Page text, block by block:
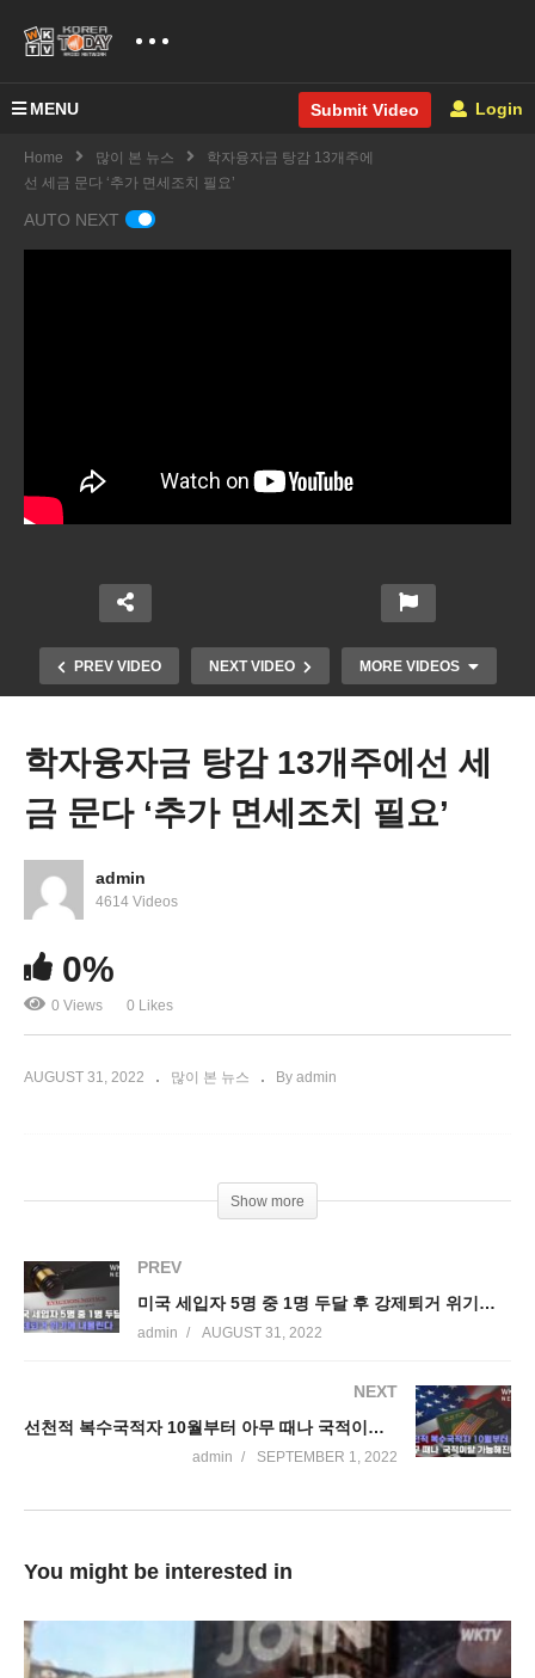
MENU Submit Video Login
Home 많이 본 뉴스
학자융자금 탕감 13개주에
선 세금 문다 ‘추가 면세조치 필요’
AUTO NEXT
PREV VIDEO NEXT VIDEO MORE VIDEOS
미국 휘발유값, 국제 유가 급락, 물가급등도 잡히나
학자융자금 탕감 13개주에선 세
금 문다 ‘추가 면세조치 필요’
admin
4614 Videos
0%
0 Views 0 Likes
AUGUST 31, 2022 많이 본 뉴스 By admin
Show more
PREV
미국 세입자 5명 중 1명 두달 후 강제퇴거 위기에 내몰린다
admin AUGUST 31, 2022
NEXT
선천적 복수국적자 10월부터 아무 때나 국적이탈 가능해진다
admin SEPTEMBER 1, 2022
You might be interested in